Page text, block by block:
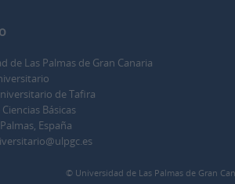
de Las Palmas de Gran Canaria
de Tafira
Básicas
España
© Universidad de Las Palmas de Gran